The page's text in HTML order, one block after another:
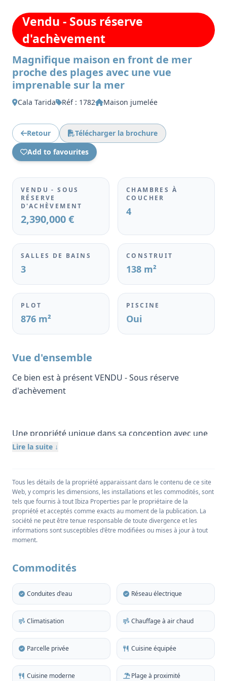
Vendu - Sous réserve
d'achèvement
Magnifique maison en front de mer
proche des plages avec une vue
imprenable sur la mer
Cala Tarida Réf : 1782 Maison jumelée
Retour
Télécharger la brochure
Add to favourites
VENDU - SOUS
RÉSERVE
D'ACHÈVEMENT
2,390,000 €
CHAMBRES À
COUCHER
4
SALLES DE BAINS
3
CONSTRUIT
138 m²
PLOT
876 m²
PISCINE
Oui
Vue d'ensemble
Ce bien est à présent VENDU - Sous réserve
d'achèvement
Une propriété unique dans sa conception avec une
influence marocaine de caractère. Cette exquise
depuis son emplacement en bord de mer dans une
communauté d'élite à 800 m de la baie idyllique de
Cala Tarida sur la côte ouest d'Ibiza, très recherchée.
La propriété occupe un jardin privé de 875 m2 avec
étincelante. La maison mesure 138 m2 et comprend
quatre chambres doubles, dont deux avec salle de
bains attenante et une autre salle de bains familiale.
La chambre principale dispose d'une élégante
baignoire autoportante, tandis que les deux suites
sont dotées de grandes fenêtres offrant une vue
imprenable sur les environs pittoresques.
La salle de séjour ouverte de 30 m2 comprend une
Lire la suite ↓
Tous les détails de la propriété apparaissant dans le contenu de ce site
Web, y compris les dimensions, les installations et les commodités, sont
tels que fournis à tout Ibiza Properties par le propriétaire de la
propriété et acceptés comme exacts au moment de la publication. La
société ne peut être tenue responsable de toute divergence et les
informations sont susceptibles d'être modifiées ou mises à jour à tout
moment.
Commodités
Conduites d'eau Réseau électrique
Climatisation Chauffage à air chaud
Parcelle privée Cuisine équipée
Cuisine moderne Plage à proximité